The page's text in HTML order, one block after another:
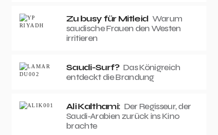
Zu busy für Mitleid Warum
saudische Frauen den Westen
irritieren
Saudi-Surf? Das Königreich
entdeckt die Brandung
Ali Kalthami: Der Regisseur, der
Saudi-Arabien zurück ins Kino
brachte